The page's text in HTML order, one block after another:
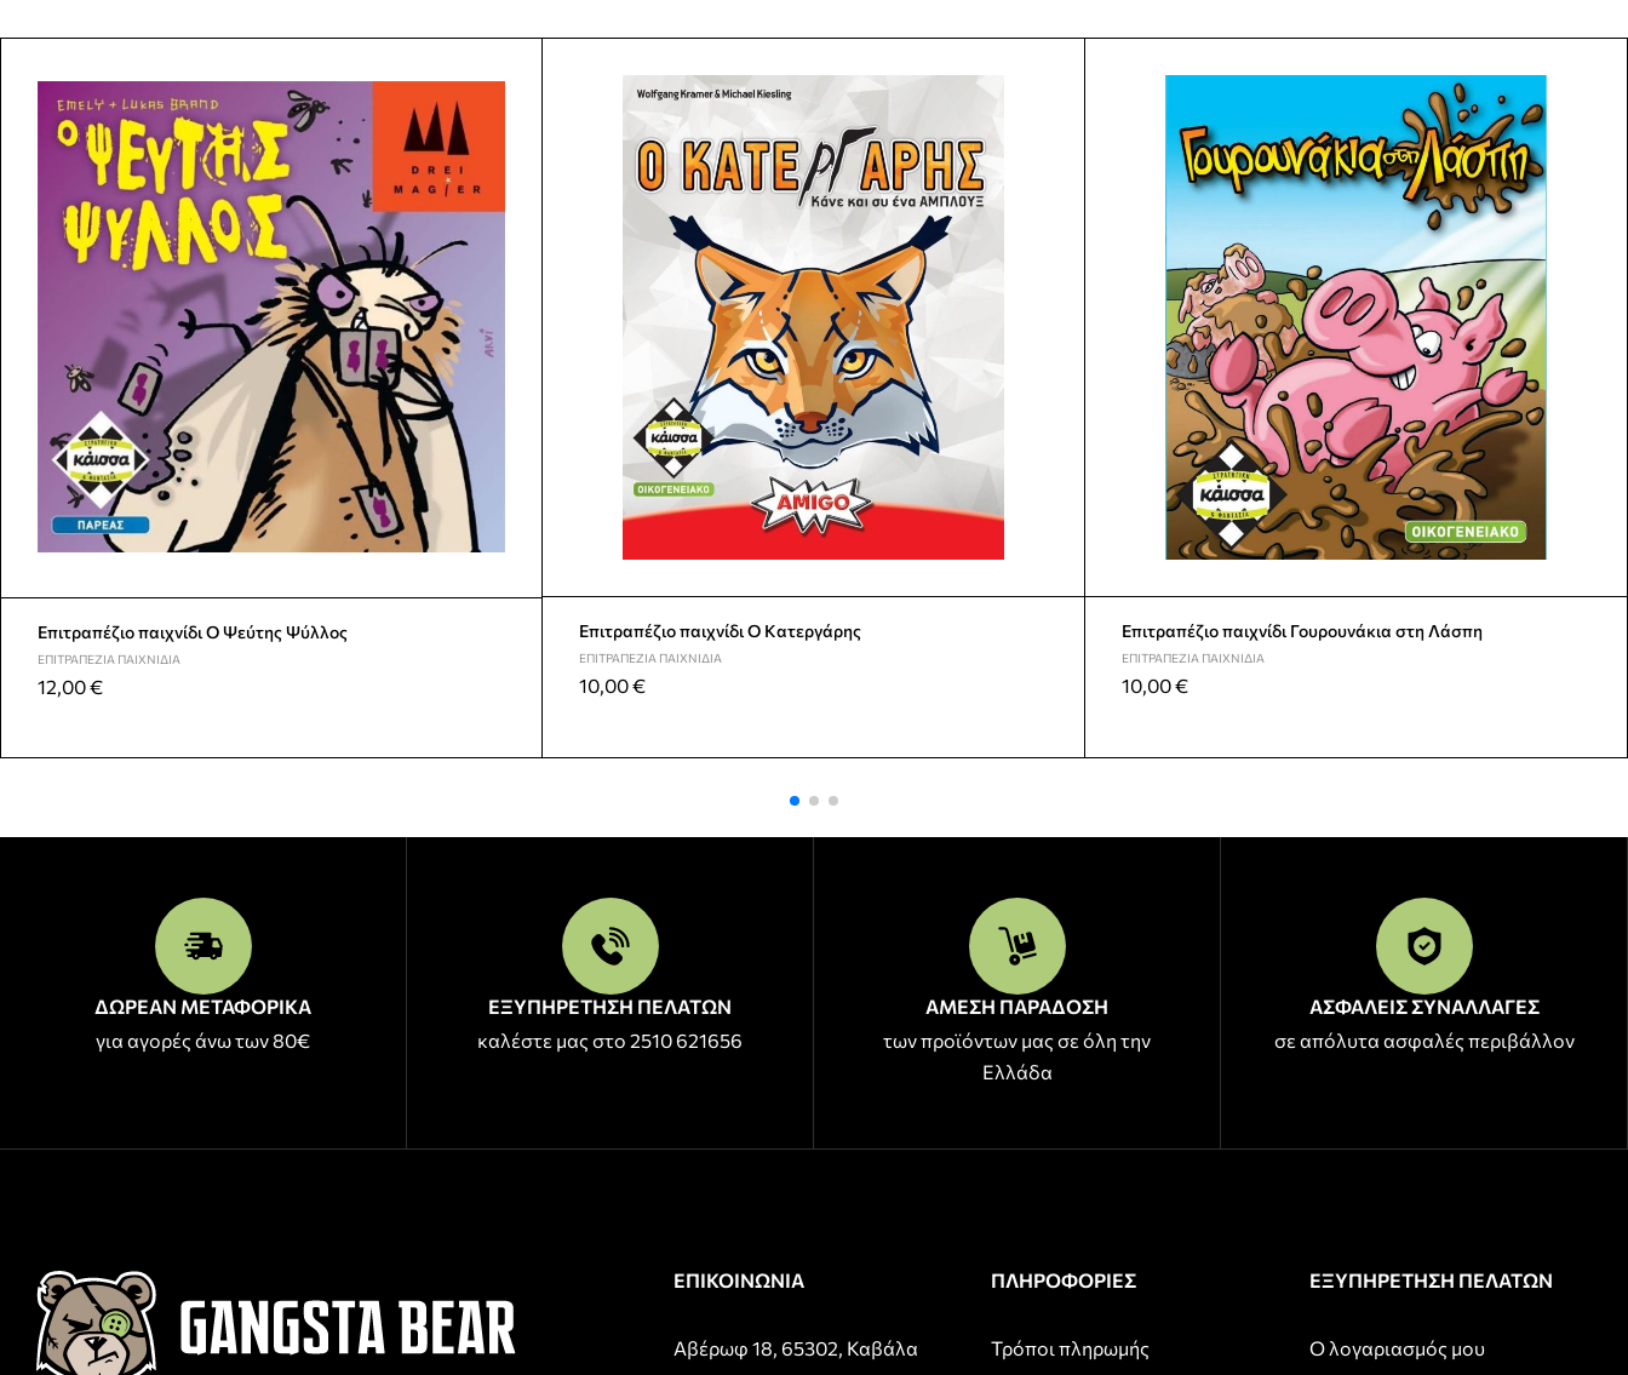
Επιτραπέζιο παιχνίδι Ο Ψεύτης Ψύλλος
ΕΠΙΤΡΑΠΈΖΙΑ ΠΑΙΧΝΊΔΙΑ
12,00€
Επιτραπέζιο παιχνίδι Ο Κατεργάρης
ΕΠΙΤΡΑΠΈΖΙΑ ΠΑΙΧΝΊΔΙΑ
10,00€
Επιτραπέζιο παιχνίδι Γουρουνάκια στη Λάσπη
ΕΠΙΤΡΑΠΈΖΙΑ ΠΑΙΧΝΊΔΙΑ
10,00€
ΔΩΡΕΑΝ ΜΕΤΑΦΟΡΙΚΑ
για αγορές άνω των 80€
ΕΞΥΠΗΡΕΤΗΣΗ ΠΕΛΑΤΩΝ
καλέστε μας στο 2510 621656
ΑΜΕΣΗ ΠΑΡΑΔΟΣΗ
των προϊόντων μας σε όλη την
Ελλάδα
ΑΣΦΑΛΕΙΣ ΣΥΝΑΛΛΑΓΕΣ
σε απόλυτα ασφαλές περιβάλλον
ΕΠΙΚΟΙΝΩΝΙΑ
Αβέρωφ 18, 65302, Καβάλα
ΠΛΗΡΟΦΟΡΙΕΣ
Τρόποι πληρωμής
ΕΞΥΠΗΡΕΤΗΣΗ ΠΕΛΑΤΩΝ
Ο λογαριασμός μου